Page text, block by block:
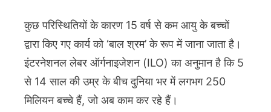
कुछ परिस्थितियों के कारण 15 वर्ष से कम आयु के बच्चों
द्वारा किए गए कार्य को ‘बाल श्रम’ के रूप में जाना जाता है।
इंटरनेशनल लेबर ऑर्गनाइजेशन (ILO) का अनुमान है कि 5
से 14 साल की उम्र के बीच दुनिया भर में लगभग 250
मिलियन बच्चे हैं, जो अब काम कर रहे हैं।